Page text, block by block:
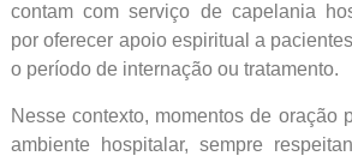
contam com serviço de capelania
por oferecer apoio espiritual a
o período de internação ou tratamento.
Nesse contexto, momentos de oração
ambiente hospitalar, sempre